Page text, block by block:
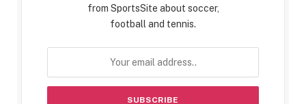
from SportsSite about soccer,
football and tennis.